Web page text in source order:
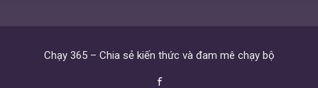
Chạy 365 – Chia sẻ kiến thức và đam mê chạy bộ